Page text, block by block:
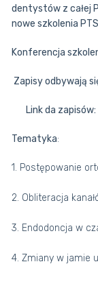
dentystów z całej
nowe szkolenia
Konferencja
Zapisy odbywają
Link da zapisów:
Tematyka:
1. Postępowanie
2. Obliteracja
3. Endodoncja w
4. Zmiany w jamie